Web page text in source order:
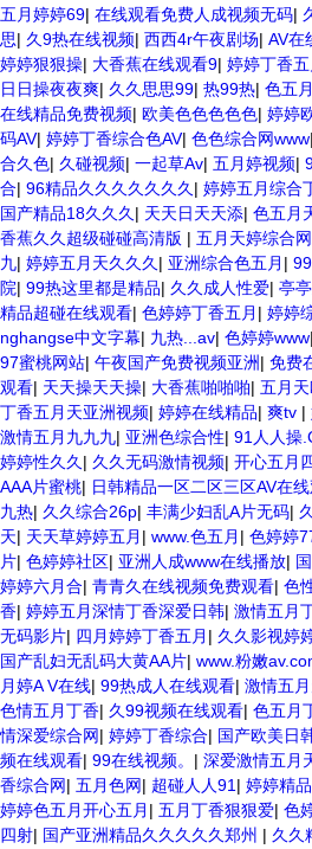
五月婷婷69| 在线观看免费人成视频无码|
思| 久9热在线视频| 西西4r午夜剧场| AV在
婷婷狠狠操| 大香蕉在线观看9| 婷婷丁香
日日操夜夜爽| 久久思思99| 热99热| 色五
在线精品免费视频| 欧美色色色色色| 婷婷
码AV| 婷婷丁香综合色AV| 色色综合网www|
合久色| 久碰视频| 一起草Av| 五月婷视频|
合| 96精品久久久久久久久 | 婷婷五月综合
国产精品18久久久 | 天天日天天添| 色五月
香蕉久久超级碰碰高清版 | 五月天婷综合
九| 婷婷五月天久久久 | 亚洲综合色五月 |
院| 99热这里都是精品| 久久成人性爱| 亭
精品超碰在线观看| 色婷婷丁香五月 | 婷婷
nghangse中文字幕| 九热...av| 色婷婷www|
97蜜桃网站| 午夜国产免费视频亚洲| 免费
观看| 天天操天天操| 大香蕉啪啪啪| 五月
丁香五月天亚洲视频| 婷婷在线精品| 爽tv |
激情五月九九九| 亚洲色综合性| 91人人操
婷婷性久久 | 久久无码激情视频| 开心五月
AAA片蜜桃| 日韩精品一区二区三区AV在
九热| 久久综合26p| 丰满少妇乱A片无码|
天| 天天草婷婷五月 | www.色五月 | 色婷婷
片| 色婷婷社区| 亚洲人成www在线播放|
婷婷六月合| 青青久在线视频免费观看| 色
香| 婷婷五月深情丁香深爱日韩| 激情五月
无码影片| 四月婷婷丁香五月 | 久久影视婷
国产乱妇无乱码大黄AA片| www.粉嫩
月婷A V在线| 99热成人在线观看| 激情五
色情五月丁香| 久99视频在线观看| 色五月
情深爱综合网| 婷婷丁香综合| 国产欧美日
频在线观看| 99在线视频。 | 深爱激情五月
香综合网| 五月色网| 超碰人人91 | 婷婷精
婷婷色五月开心五月 | 五月丁香狠狠爱| 色
四射| 国产亚洲精品久久久久久郑州 | 久久